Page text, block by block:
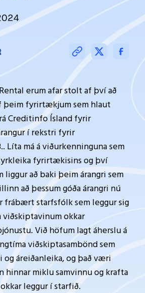
erum afar stolt af því að
þeim fyrirtækjum sem hlaut
Creditinfo Ísland fyrir
í rekstri fyrir
Líta má á viðurkenninguna sem
fyrirtækisins og því
liggur að baki þeim árangri sem
að þessum góða árangri nú
frábært starfsfólk sem leggur sig
viðskiptavinum okkar
Við höfum lagt áherslu á
viðskiptasambönd sem
og áreiðanleika, og það væri
hinnar miklu samvinnu og krafta
leggur í starfið.